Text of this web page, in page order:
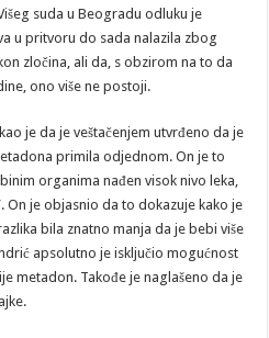
suda u Beogradu odluku je
u pritvoru do sada nalazila zbog
zločina, ali da, s obzirom na to da
ono više ne postoji.
je da je veštačenjem utvrđeno da je
primila odjednom. On je to
organima nađen visok nivo leka,
On je objasnio da to dokazuje kako je
bila znatno manja da je bebi više
apsolutno je isključio mogućnost
metadon. Takođe je naglašeno da je